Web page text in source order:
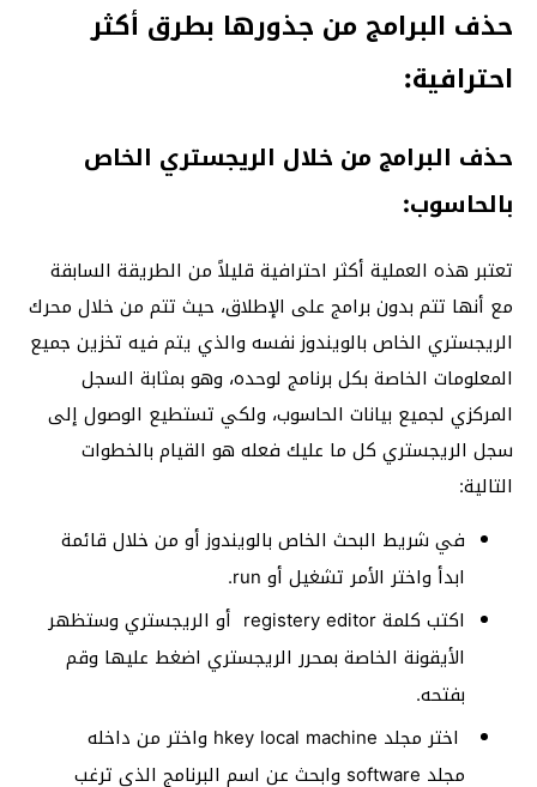
حذف البرامج من جذورها بطرق أكثر
احترافية:
حذف البرامج من خلال الريجستري الخاص
بالحاسوب:
تعتبر هذه العملية أكثر احترافية قليلاً من الطريقة السابقة
مع أنها تتم بدون برامج على الإطلاق، حيث تتم من خلال محرك
الريجستري الخاص بالويندوز نفسه والذي يتم فيه تخزين جميع
المعلومات الخاصة بكل برنامج لوحده، وهو بمثابة السجل
المركزي لجميع بيانات الحاسوب، ولكي تستطيع الوصول إلى
سجل الريجستري كل ما عليك فعله هو القيام بالخطوات
التالية:
في شريط البحث الخاص بالويندوز أو من خلال قائمة
ابدأ واختر الأمر تشغيل أو run.
اكتب كلمة registery editor أو الريجستري وستظهر
الأيقونة الخاصة بمحرر الريجستري اضغط عليها وقم
بفتحه.
اختر مجلد hkey local machine واختر من داخله
مجلد software وابحث عن اسم البرنامج الذي ترغب